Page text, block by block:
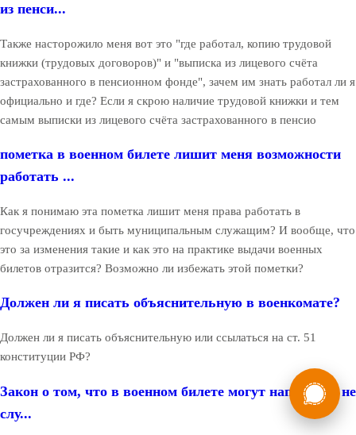
из пенси...
Также насторожило меня вот это "где работал, копию трудовой
книжки (трудовых договоров)" и "выписка из лицевого счёта
застрахованного в пенсионном фонде", зачем им знать работал ли я
официально и где? Если я скрою наличие трудовой книжки и тем
самым выписки из лицевого счёта застрахованного в пенсио
пометка в военном билете лишит меня возможности
работать ...
Как я понимаю эта пометка лишит меня права работать в
госучреждениях и быть муниципальным служащим? И вообще, что
это за изменения такие и как это на практике выдачи военных
билетов отразится? Возможно ли избежать этой пометки?
Должен ли я писать объяснительную в военкомате?
Должен ли я писать объяснительную или ссылаться на ст. 51
конституции РФ?
Закон о том, что в военном билете могут написать - не
слу...